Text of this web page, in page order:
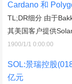
Cardano 和
TL;DR细分 由于
其美国客户提供
1900/1/1 0:00:00
SOL:景瑞控股
亿元